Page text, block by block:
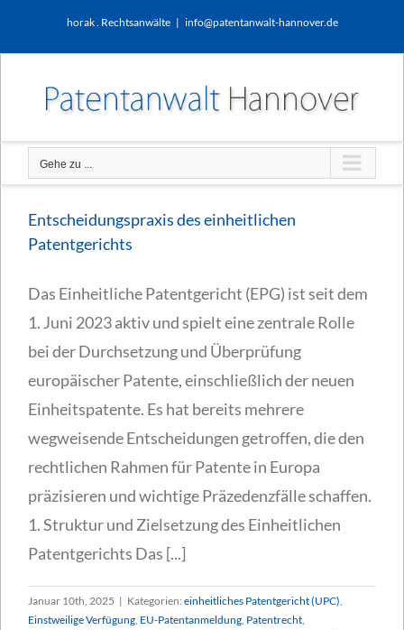
horak . Rechtsanwälte | info@patentanwalt-hannover.de
Gehe zu ...
Entscheidungspraxis des einheitlichen
Patentgerichts
Das Einheitliche Patentgericht (EPG) ist seit dem
1. Juni 2023 aktiv und spielt eine zentrale Rolle
bei der Durchsetzung und Überprüfung
europäischer Patente, einschließlich der neuen
Einheitspatente. Es hat bereits mehrere
wegweisende Entscheidungen getroffen, die den
rechtlichen Rahmen für Patente in Europa
präzisieren und wichtige Präzedenzfälle schaffen.
1. Struktur und Zielsetzung des Einheitlichen
Patentgerichts Das [...]
Januar 10th, 2025 | Kategorien: einheitliches Patentgericht (UPC)
Einstweilige Verfügung EU-Patentanmeldung Patentrecht